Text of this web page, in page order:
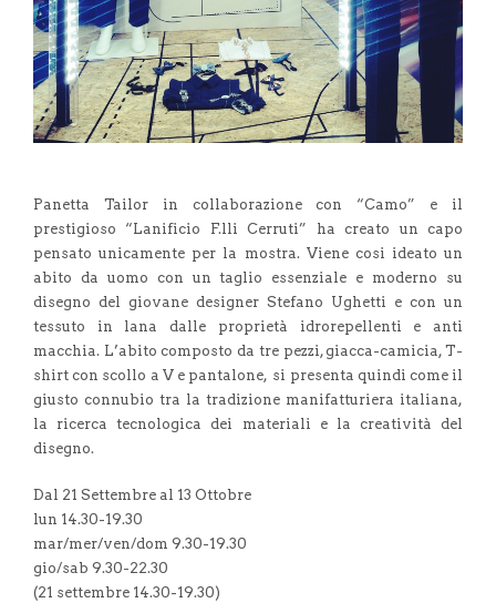
Panetta Tailor in collaborazione con “Camo” e il
prestigioso “Lanificio F.lli Cerruti” ha creato un capo
pensato unicamente per la mostra. Viene cosi ideato un
abito da uomo con un taglio essenziale e moderno su
disegno del giovane designer Stefano Ughetti e con un
tessuto in lana dalle proprietà idrorepellenti e anti
macchia. L’abito composto da tre pezzi, giacca-camicia, T-
shirt con scollo a V e pantalone, si presenta quindi come il
giusto connubio tra la tradizione manifatturiera italiana,
la ricerca tecnologica dei materiali e la creatività del
disegno.
Dal 21 Settembre al 13 Ottobre
lun 14.30-19.30
mar/mer/ven/dom 9.30-19.30
gio/sab 9.30-22.30
(21 settembre 14.30-19.30)